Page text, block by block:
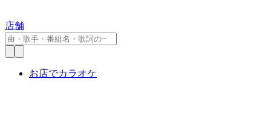
店舗
お店でカラオケ